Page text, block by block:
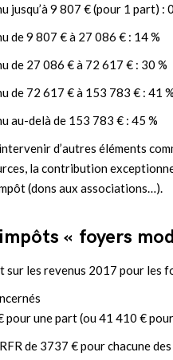
jusqu’à 9 807 € (pour 1 part) :
de 9 807 € à 27 086 € : 14 %
de 27 086 € à 72 617 € : 30 %
de 72 617 € à 153 783 € : 41 %
au-delà de 153 783 € : 45 %
d’autres éléments
la contribution
(dons aux associations…).
« foyers
sur les revenus 2017 pour les
pour une part (ou 41 410 €
de 3737 € pour chacune